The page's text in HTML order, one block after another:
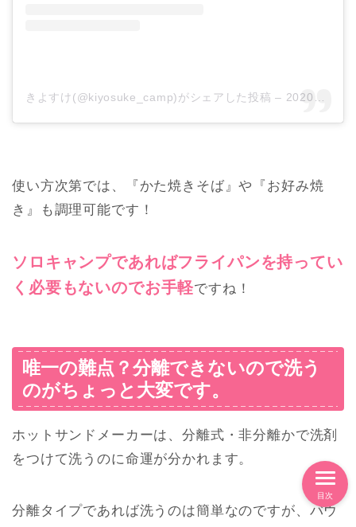
きよすけ(@kiyosuke_camp)がシェアした投稿 – 2020年 4月月11日午前4時31分PDT
使い方次第では、『かた焼きそば』や『お好み焼
き』も調理可能です！
ソロキャンプであればフライパンを持ってい
く必要もないのでお手軽ですね！
唯一の難点？分離できないので洗う
のがちょっと大変です。
ホットサンドメーカーは、分離式・非分離かで洗剤
をつけて洗うのに命運が分かれます。
分離タイプであれば洗うのは簡単なのですが、バウ
目次